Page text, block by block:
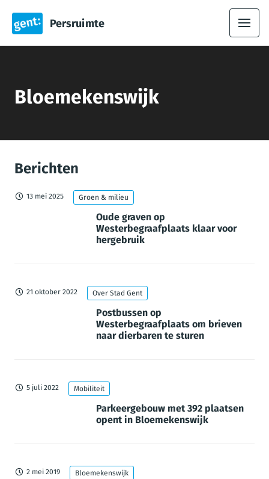
Persruimte
Bloemekenswijk
Berichten
13 mei 2025 Groen & milieu
Oude graven op
Westerbegraafplaats klaar voor
hergebruik
21 oktober 2022 Over Stad Gent
Postbussen op
Westerbegraafplaats om brieven
naar dierbaren te sturen
5 juli 2022 Mobiliteit
Parkeergebouw met 392 plaatsen
opent in Bloemekenswijk
2 mei 2019 Bloemekenswijk